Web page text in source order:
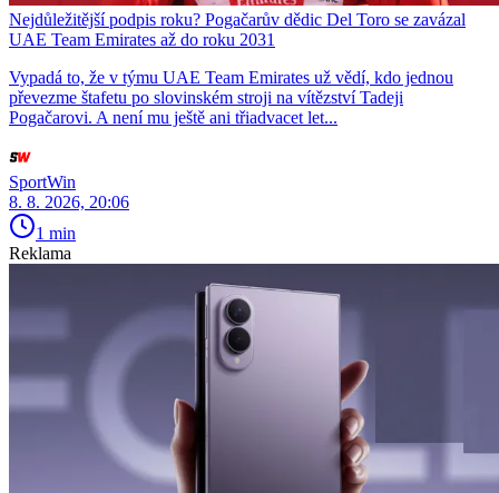
Nejdůležitější podpis roku? Pogačarův dědic Del Toro se zavázal
UAE Team Emirates až do roku 2031
Vypadá to, že v týmu UAE Team Emirates už vědí, kdo jednou
převezme štafetu po slovinském stroji na vítězství Tadeji
Pogačarovi. A není mu ještě ani třiadvacet let...
SportWin
8. 8. 2026, 20:06
1 min
Reklama